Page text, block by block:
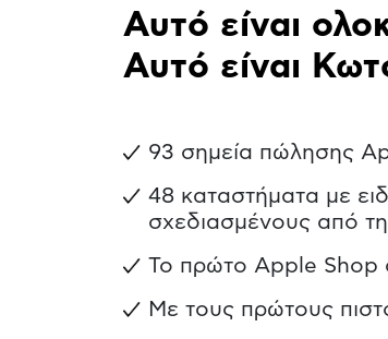
Αυτό είναι
Αυτό είναι
93 σημεία πώλησης
48 καταστήματα με
σχεδιασμένους από
To πρώτο Apple Shop
Με τους πρώτους